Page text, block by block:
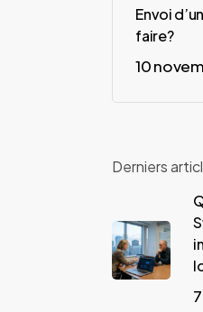
Envoi
faire?
10
Derniers